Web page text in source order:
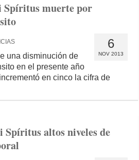
Spíritus muerte por
6
NOV 2013
una disminución de
en el presente año
en cinco la cifra de
Spíritus altos niveles de